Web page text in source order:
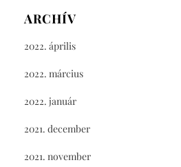
ARCHÍV
2022. április
2022. március
2022. január
2021. december
2021. november